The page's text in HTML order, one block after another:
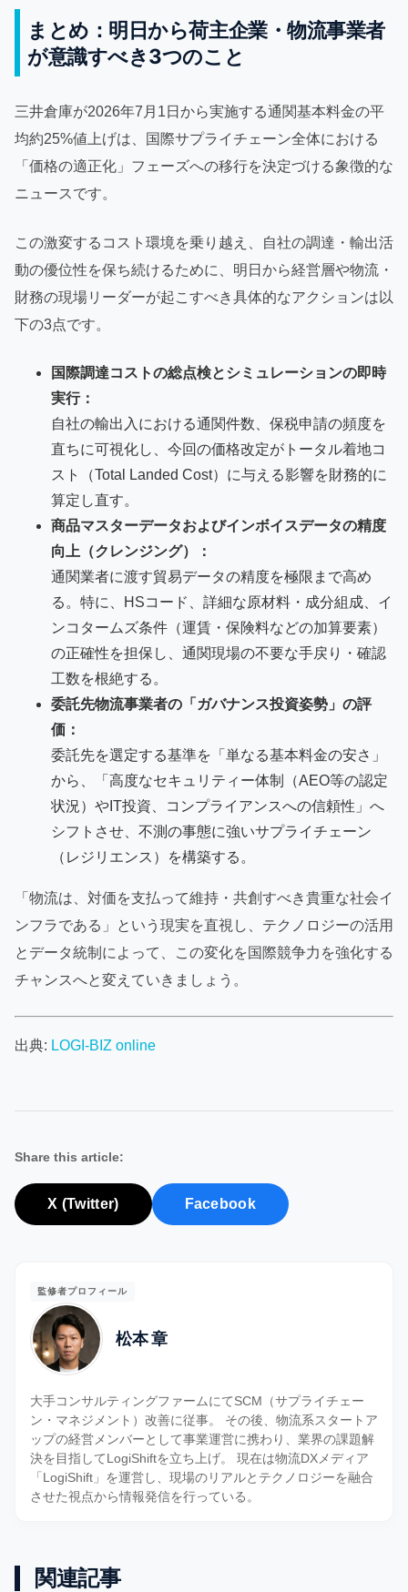
まとめ：明日から荷主企業・物流事業者
が意識すべき3つのこと
三井倉庫が2026年7月1日から実施する通関基本料金の平
均約25%値上げは、国際サプライチェーン全体における
「価格の適正化」フェーズへの移行を決定づける象徴的な
ニュースです。
この激変するコスト環境を乗り越え、自社の調達・輸出活
動の優位性を保ち続けるために、明日から経営層や物流・
財務の現場リーダーが起こすべき具体的なアクションは以
下の3点です。
国際調達コストの総点検とシミュレーションの即時
実行：
自社の輸出入における通関件数、保税申請の頻度を
直ちに可視化し、今回の価格改定がトータル着地コ
スト（Total Landed Cost）に与える影響を財務的に
算定し直す。
商品マスターデータおよびインボイスデータの精度
向上（クレンジング）：
通関業者に渡す貿易データの精度を極限まで高め
る。特に、HSコード、詳細な原材料・成分組成、イ
ンコタームズ条件（運賃・保険料などの加算要素）
の正確性を担保し、通関現場の不要な手戻り・確認
工数を根絶する。
委託先物流事業者の「ガバナンス投資姿勢」の評
価：
委託先を選定する基準を「単なる基本料金の安さ」
から、「高度なセキュリティー体制（AEO等の認定
状況）やIT投資、コンプライアンスへの信頼性」へ
シフトさせ、不測の事態に強いサプライチェーン
（レジリエンス）を構築する。
「物流は、対価を支払って維持・共創すべき貴重な社会イ
ンフラである」という現実を直視し、テクノロジーの活用
とデータ統制によって、この変化を国際競争力を強化する
チャンスへと変えていきましょう。
出典: LOGI-BIZ online
Share this article:
X (Twitter) Facebook
監修者プロフィール
松本 章
大手コンサルティングファームにてSCM（サプライチェー
ン・マネジメント）改善に従事。 その後、物流系スタートア
ップの経営メンバーとして事業運営に携わり、業界の課題解
決を目指してLogiShiftを立ち上げ。 現在は物流DXメディア
「LogiShift」を運営し、現場のリアルとテクノロジーを融合
させた視点から情報発信を行っている。
関連記事